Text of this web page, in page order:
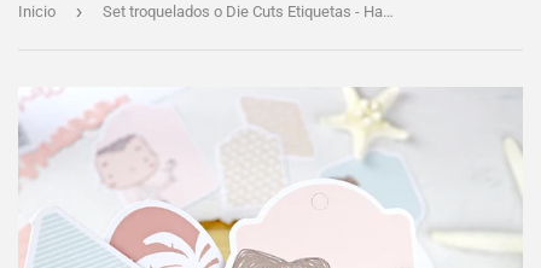
Inicio › Set troquelados o Die Cuts Etiquetas - Hawaii - Alúa Cid